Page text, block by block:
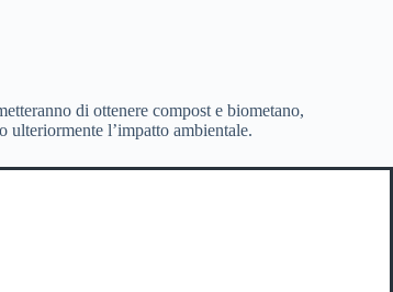
di ottenere compost e biometano,
l’impatto ambientale.